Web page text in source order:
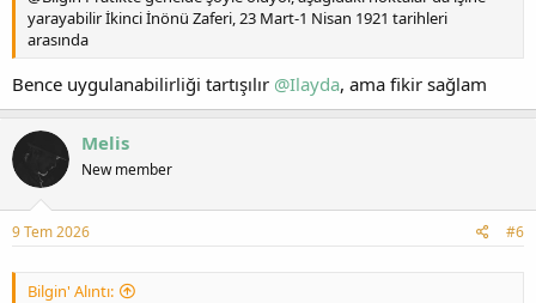
yarayabilir İkinci İnönü Zaferi, 23 Mart-1 Nisan 1921 tarihleri
arasında
Bence uygulanabilirliği tartışılır @Ilayda, ama fikir sağlam
Melis
New member
9 Tem 2026 #6
Bilgin' Alıntı: